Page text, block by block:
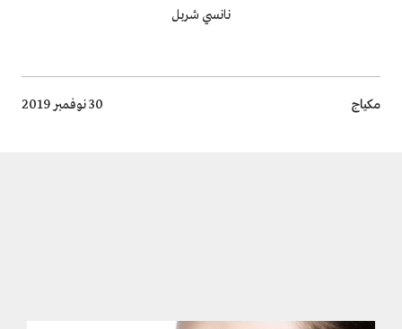
نانسي شربل
Breadcrumbمكياج